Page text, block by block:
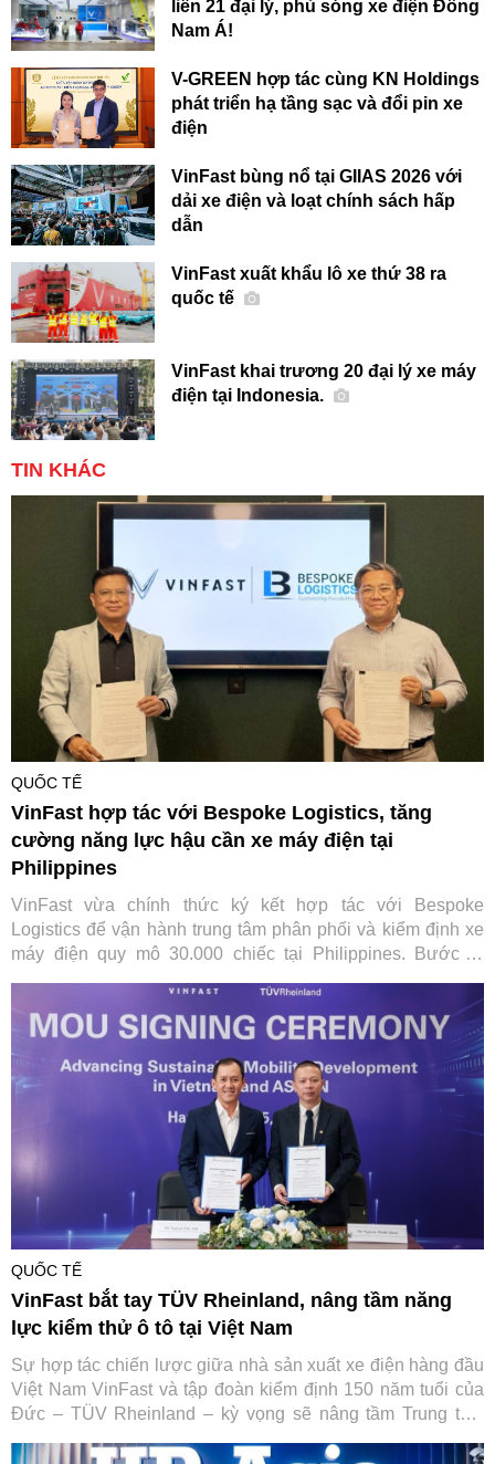
liền 21 đại lý, phủ sóng xe điện Đông
Nam Á!
V-GREEN hợp tác cùng KN Holdings
phát triển hạ tầng sạc và đổi pin xe
điện
VinFast bùng nổ tại GIIAS 2026 với
dải xe điện và loạt chính sách hấp
dẫn
VinFast xuất khẩu lô xe thứ 38 ra
quốc tế
VinFast khai trương 20 đại lý xe máy
điện tại Indonesia.
TIN KHÁC
QUỐC TẾ
VinFast hợp tác với Bespoke Logistics, tăng
cường năng lực hậu cần xe máy điện tại
Philippines
VinFast vừa chính thức ký kết hợp tác với Bespoke
Logistics để vận hành trung tâm phân phối và kiểm định xe
máy điện quy mô 30.000 chiếc tại Philippines. Bước đi
toàn cầu của hãng xe Việt mà còn đặt nền móng vững chắc
cho hệ sinh thái di chuyển xanh toàn diện tại quốc gia vạn
đảo.
QUỐC TẾ
VinFast bắt tay TÜV Rheinland, nâng tầm năng
lực kiểm thử ô tô tại Việt Nam
Sự hợp tác chiến lược giữa nhà sản xuất xe điện hàng đầu
Việt Nam VinFast và tập đoàn kiểm định 150 năm tuổi của
Đức – TÜV Rheinland – kỳ vọng sẽ nâng tầm Trung tâm